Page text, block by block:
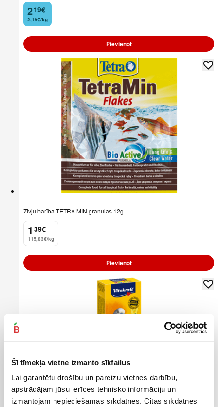
Šī tīmekļa vietne izmanto sīkfailus
Lai garantētu drošību un pareizu vietnes darbību,
apstrādājam jūsu ierīces tehnisko informāciju un
izmantojam nepieciešamās sīkdatnes. Citas sīkdatnes
2
. 19€
2,19€/kg
Pievienot
Zivju barība TETRA MIN granulas 12g
1
. 39€
115,83€/kg
Pievienot